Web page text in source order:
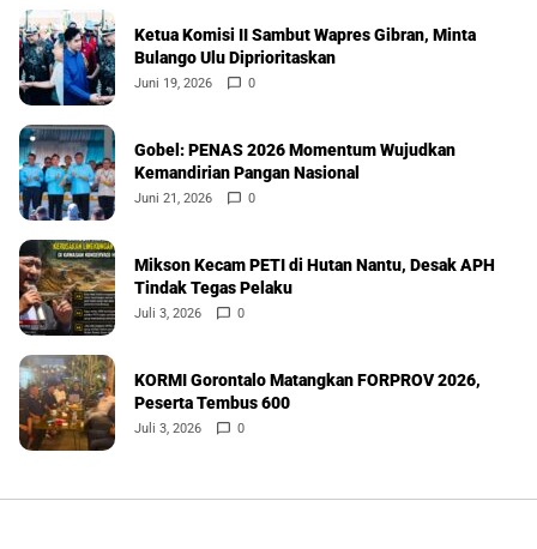
Ketua Komisi II Sambut Wapres Gibran, Minta
Bulango Ulu Diprioritaskan
Juni 19, 2026 0
Gobel: PENAS 2026 Momentum Wujudkan
Kemandirian Pangan Nasional
Juni 21, 2026 0
Mikson Kecam PETI di Hutan Nantu, Desak APH
Tindak Tegas Pelaku
Juli 3, 2026 0
KORMI Gorontalo Matangkan FORPROV 2026,
Peserta Tembus 600
Juli 3, 2026 0